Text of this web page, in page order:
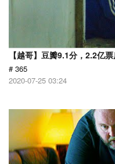
【越哥】豆瓣9.1分，2.2亿
# 365
2020-07-25 03:24